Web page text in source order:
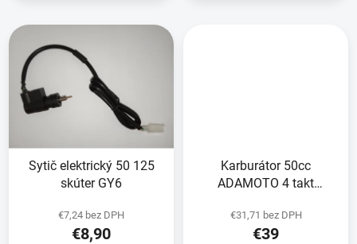
Sytič elektrický 50 125
skúter GY6
€7,24 bez DPH
€8,90
Karburátor 50cc
ADAMOTO 4 takt
pumpičkou
€31,71 bez DPH
€39